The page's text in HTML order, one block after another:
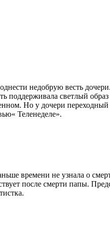
недобрую весть
поддерживала светлый
Но у дочери
Теленеделе».
времени не узнала о
после смерти папы.